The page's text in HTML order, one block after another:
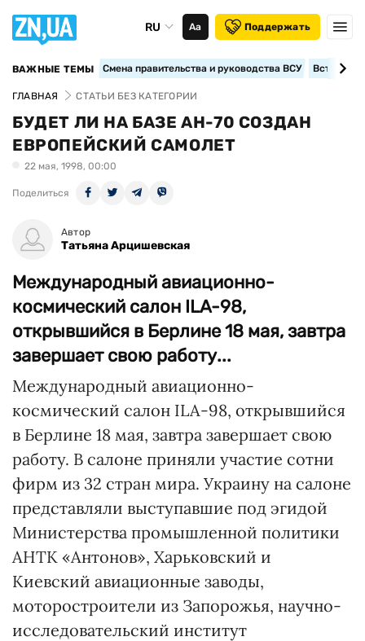
RU Аа Поддержать
ВАЖНЫЕ ТЕМЫ Смена правительства и руководства ВСУ
ГЛАВНАЯ СТАТЬИ БЕЗ КАТЕГОРИИ
БУДЕТ ЛИ НА БАЗЕ АН-70 СОЗДАН
ЕВРОПЕЙСКИЙ САМОЛЕТ
22 мая, 1998, 00:00
Поделиться
Автор
Татьяна Арцишевская
Международный авиационно-
космический салон ILA-98,
открывшийся в Берлине 18 мая, завтра
завершает свою работу...
Международный авиационно-
космический салон ILA-98, открывшийся
в Берлине 18 мая, завтра завершает свою
работу. В салоне приняли участие сотни
фирм из 32 стран мира. Украину на салоне
представляли выступавшие под эгидой
Министерства промышленной политики
АНТК «Антонов», Харьковский и
Киевский авиационные заводы,
моторостроители из Запорожья, научно-
исследовательский институт